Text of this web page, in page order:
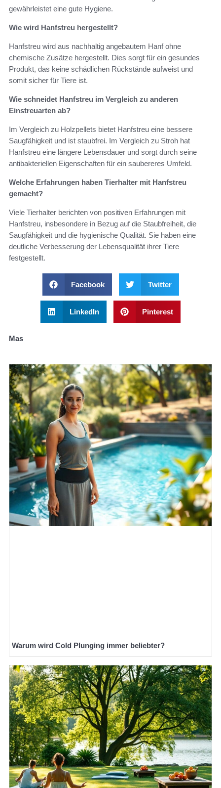
gewährleistet eine gute Hygiene.
Wie wird Hanfstreu hergestellt?
Hanfstreu wird aus nachhaltig angebautem Hanf ohne
chemische Zusätze hergestellt. Dies sorgt für ein gesundes
Produkt, das keine schädlichen Rückstände aufweist und
somit sicher für Tiere ist.
Wie schneidet Hanfstreu im Vergleich zu anderen
Einstreuarten ab?
Im Vergleich zu Holzpellets bietet Hanfstreu eine bessere
Saugfähigkeit und ist staubfrei. Im Vergleich zu Stroh hat
Hanfstreu eine längere Lebensdauer und sorgt durch seine
antibakteriellen Eigenschaften für ein saubereres Umfeld.
Welche Erfahrungen haben Tierhalter mit Hanfstreu
gemacht?
Viele Tierhalter berichten von positiven Erfahrungen mit
Hanfstreu, insbesondere in Bezug auf die Staubfreiheit, die
Saugfähigkeit und die hygienische Qualität. Sie haben eine
deutliche Verbesserung der Lebensqualität ihrer Tiere
festgestellt.
Facebook Twitter
LinkedIn Pinterest
Mas
Warum wird Cold Plunging immer beliebter?